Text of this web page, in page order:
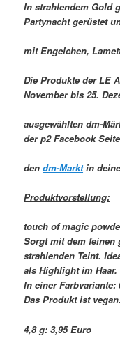
In strahlendem Gold
Partynacht gerüstet
mit Engelchen,
Die Produkte der LE
November bis 25.
ausgewählten dm-
der p2 Facebook
dendm-Marktin
Produktvorstellung:
touch of magic
Sorgt mit dem feinen
strahlenden Teint.
als Highlight im Haar.
In einer Farbvariante:
Das Produkt ist vegan.
4,8 g: 3,95 Euro